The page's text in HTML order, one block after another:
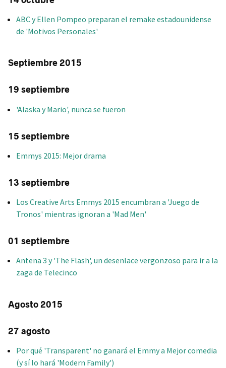
ABC y Ellen Pompeo preparan el remake estadounidense
de 'Motivos Personales'
Septiembre 2015
19 septiembre
'Alaska y Mario', nunca se fueron
15 septiembre
Emmys 2015: Mejor drama
13 septiembre
Los Creative Arts Emmys 2015 encumbran a 'Juego de
Tronos' mientras ignoran a 'Mad Men'
01 septiembre
Antena 3 y 'The Flash', un desenlace vergonzoso para ir a la
zaga de Telecinco
Agosto 2015
27 agosto
Por qué 'Transparent' no ganará el Emmy a Mejor comedia
(y sí lo hará 'Modern Family')